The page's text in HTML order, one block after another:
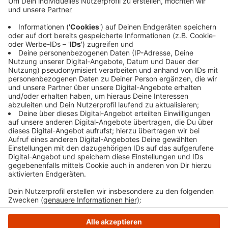
ihn angegriffen und dass Handy gestohlen. Dabei
erlitt der Mann leichte Verletzungen, die ambulant
im Krankenhaus behandelt wurden. Die Polizei
bittet um Hinweise unter der Telefonnummer
02302 209-8310 (-4441 Kriminalwache).
Veröffentlicht:Montag, 06.07.2026 12:30
Anzeige
Anzeige